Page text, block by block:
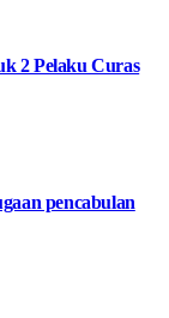
2 Pelaku Curas
pencabulan